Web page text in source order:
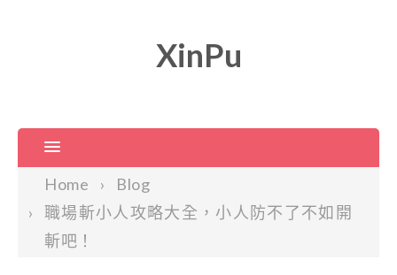
XinPu
Home
Blog
職場斬小人攻略大全，小人防不了不如開
斬吧！